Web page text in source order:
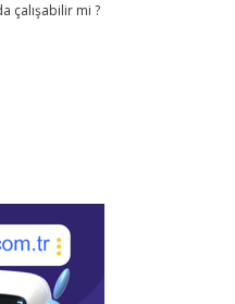
çalışabilir mi ?